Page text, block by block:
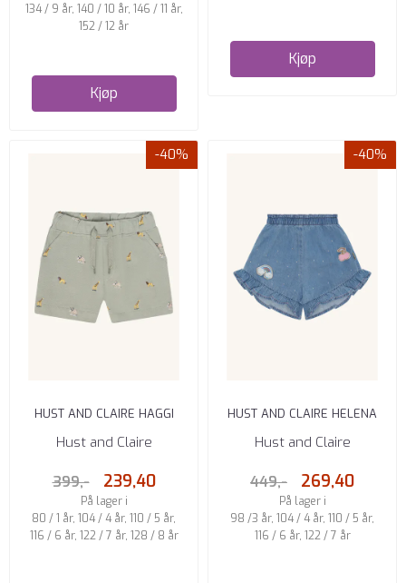
134 / 9 år, 140 / 10 år, 146 / 11 år,
152 / 12 år
Kjøp
Kjøp
-40%
HUST AND CLAIRE HAGGI
SHORTS MED DYR ICEBERG
Hust and Claire
399,- 239,40
På lager i
80 / 1 år, 104 / 4 år, 110 / 5 år,
116 / 6 år, 122 / 7 år, 128 / 8 år
-40%
HUST AND CLAIRE HELENA
GLITRENDE SHORTS BLÅ
Hust and Claire
449,- 269,40
På lager i
98 /3 år, 104 / 4 år, 110 / 5 år,
116 / 6 år, 122 / 7 år